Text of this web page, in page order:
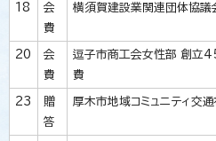
18
会
費
横須賀建設業関連団体協
20
会
費
逗子市商工会女性部 創立
費
23
贈
答
厚木市地域コミュニティ交